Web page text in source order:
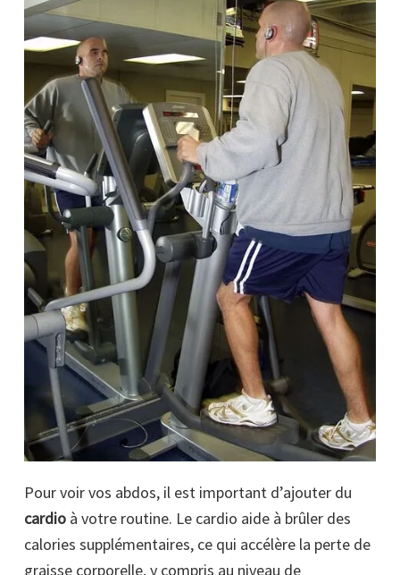
Pour voir vos abdos, il est important d’ajouter du
cardio à votre routine. Le cardio aide à brûler des
calories supplémentaires, ce qui accélère la perte de
graisse corporelle, y compris au niveau de